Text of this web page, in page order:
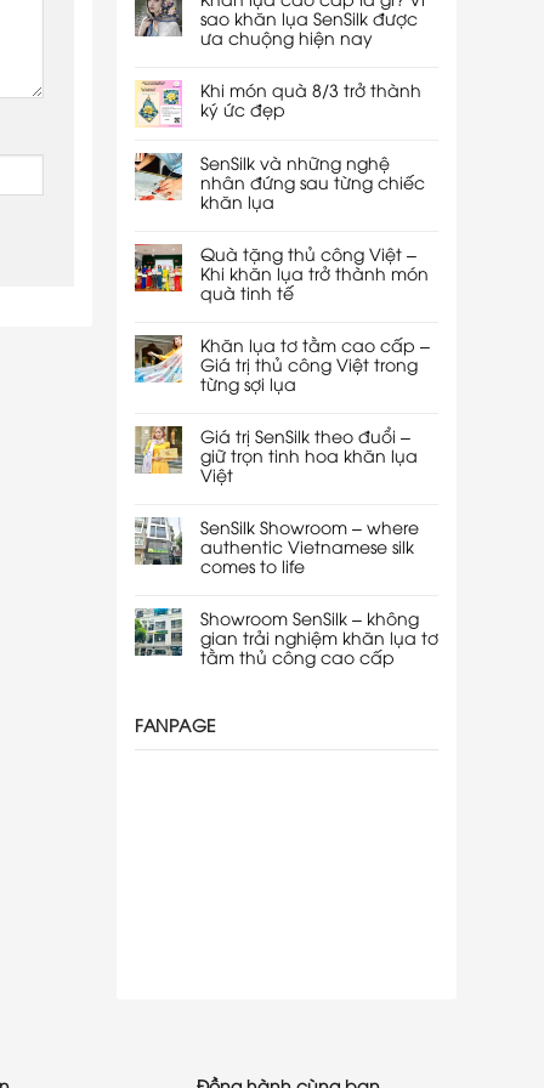
sao khăn lụa SenSilk được
ưa chuộng hiện nay
Khi món quà 8/3 trở thành
ký ức đẹp
SenSilk và những nghệ
nhân đứng sau từng chiếc
khăn lụa
Quà tặng thủ công Việt –
Khi khăn lụa trở thành món
quà tinh tế
Khăn lụa tơ tằm cao cấp –
Giá trị thủ công Việt trong
từng sợi lụa
Giá trị SenSilk theo đuổi –
giữ trọn tinh hoa khăn lụa
Việt
SenSilk Showroom – where
authentic Vietnamese silk
comes to life
Showroom SenSilk – không
gian trải nghiệm khăn lụa tơ
tằm thủ công cao cấp
FANPAGE